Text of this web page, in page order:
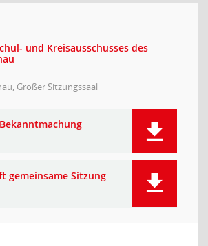
und Kreisausschusses des
Großer Sitzungssaal
gemeinsame Sitzung